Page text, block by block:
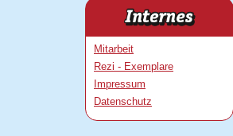
Mitarbeit
Rezi - Exemplare
Impressum
Datenschutz